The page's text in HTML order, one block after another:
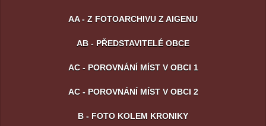
AA - Z FOTOARCHIVU Z AIGENU
AB - PŘEDSTAVITELÉ OBCE
AC - POROVNÁNÍ MÍST V OBCI 1
AC - POROVNÁNÍ MÍST V OBCI 2
B - FOTO KOLEM KRONIKY